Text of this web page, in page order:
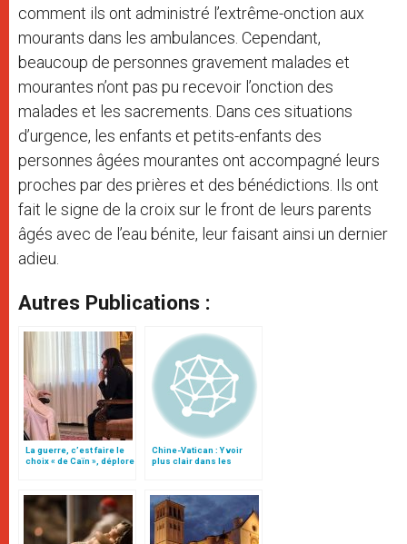
comment ils ont administré l’extrême-onction aux
mourants dans les ambulances. Cependant,
beaucoup de personnes gravement malades et
mourantes n’ont pas pu recevoir l’onction des
malades et les sacrements. Dans ces situations
d’urgence, les enfants et petits-enfants des
personnes âgées mourantes ont accompagné leurs
proches par des prières et des bénédictions. Ils ont
fait le signe de la croix sur le front de leurs parents
âgés avec de l’eau bénite, leur faisant ainsi un dernier
adieu.
Autres Publications :
La guerre, c’est faire le
choix « de Caïn », déplore
Chine-Vatican : Y voir
plus clair dans les